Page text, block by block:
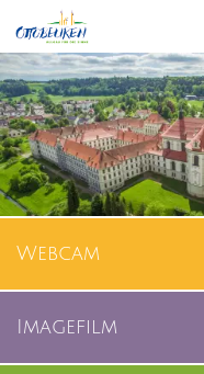
Webcam
Imagefilm